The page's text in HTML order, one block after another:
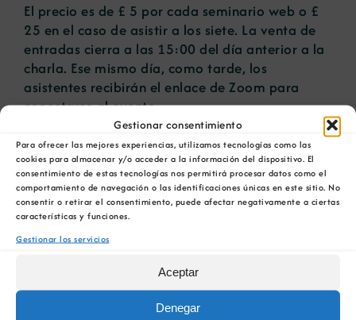
Gestionar consentimiento
Para ofrecer las mejores experiencias, utilizamos tecnologías como las
cookies para almacenar y/o acceder a la información del dispositivo. El
consentimiento de estas tecnologías nos permitirá procesar datos como el
comportamiento de navegación o las identificaciones únicas en este sitio. No
consentir o retirar el consentimiento, puede afectar negativamente a ciertas
características y funciones.
Gestionar los servicios
Aceptar
Denegar
El precio es de £ 5 por cada seminario web o £
25 en el caso de asistir a los siete. La venta de
entradas cierra a las 15:00 del día anterior a la
charla. Ese mismo día, como tarde, los
asistentes recibirán el enlace de Zoom para
conectarse al evento.
La charla se grabará y publicará posteriormente
en el canal privado de YouTube de World
Heritage UK. Todas las personas inscritas al
webinar recibirán un enlace a la grabación.
AÑADIR AL CALENDARIO